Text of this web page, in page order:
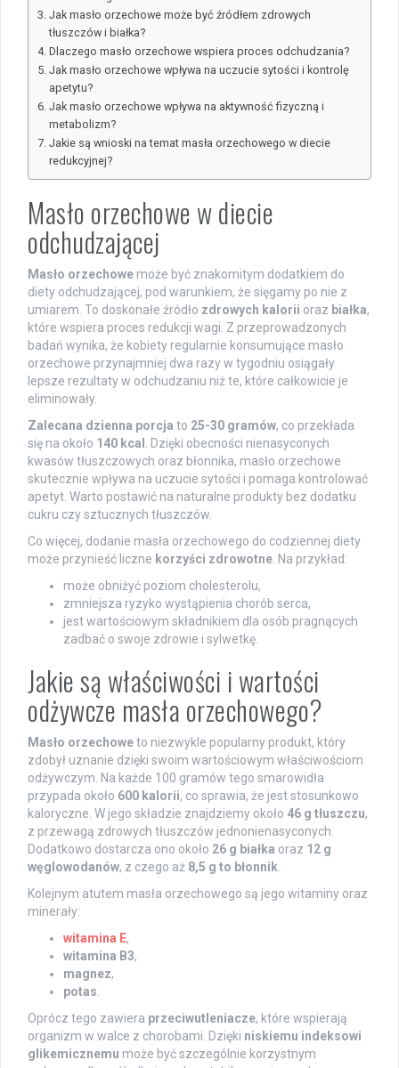
Jak masło orzechowe może być źródłem zdrowych
tłuszczów i białka?
Dlaczego masło orzechowe wspiera proces odchudzania?
Jak masło orzechowe wpływa na uczucie sytości i kontrolę
apetytu?
Jak masło orzechowe wpływa na aktywność fizyczną i
metabolizm?
Jakie są wnioski na temat masła orzechowego w diecie
redukcyjnej?
Masło orzechowe w diecie
odchudzającej
Masło orzechowe może być znakomitym dodatkiem do
diety odchudzającej, pod warunkiem, że sięgamy po nie z
umiarem. To doskonałe źródło zdrowych kalorii oraz białka,
które wspiera proces redukcji wagi. Z przeprowadzonych
badań wynika, że kobiety regularnie konsumujące masło
orzechowe przynajmniej dwa razy w tygodniu osiągały
lepsze rezultaty w odchudzaniu niż te, które całkowicie je
eliminowały.
Zalecana dzienna porcja to 25-30 gramów, co przekłada
się na około 140 kcal . Dzięki obecności nienasyconych
kwasów tłuszczowych oraz błonnika, masło orzechowe
skutecznie wpływa na uczucie sytości i pomaga kontrolować
apetyt. Warto postawić na naturalne produkty bez dodatku
cukru czy sztucznych tłuszczów.
Co więcej, dodanie masła orzechowego do codziennej diety
może przynieść liczne korzyści zdrowotne. Na przykład:
może obniżyć poziom cholesterolu,
zmniejsza ryzyko wystąpienia chorób serca,
jest wartościowym składnikiem dla osób pragnących
zadbać o swoje zdrowie i sylwetkę.
Jakie są właściwości i wartości
odżywcze masła orzechowego?
Masło orzechoweto niezwykle popularny produkt, który
zdobył uznanie dzięki swoim wartościowym właściwościom
odżywczym. Na każde 100 gramów tego smarowidła
przypada około 600 kalorii, co sprawia, że jest stosunkowo
kaloryczne. W jego składzie znajdziemy około 46 g tłuszczu,
z przewagą zdrowych tłuszczów jednonienasyconych.
Dodatkowo dostarcza ono około 26 g białka oraz 12 g
węglowodanów, z czego aż 8,5 g to błonnik.
Kolejnym atutem masła orzechowego są jego witaminy oraz
minerały:
witamina E,
witamina B3,
magnez,
potas.
Oprócz tego zawiera przeciwutleniacze, które wspierają
organizm w walce z chorobami. Dzięki niskiemu indeksowi
glikemicznemu może być szczególnie korzystnym